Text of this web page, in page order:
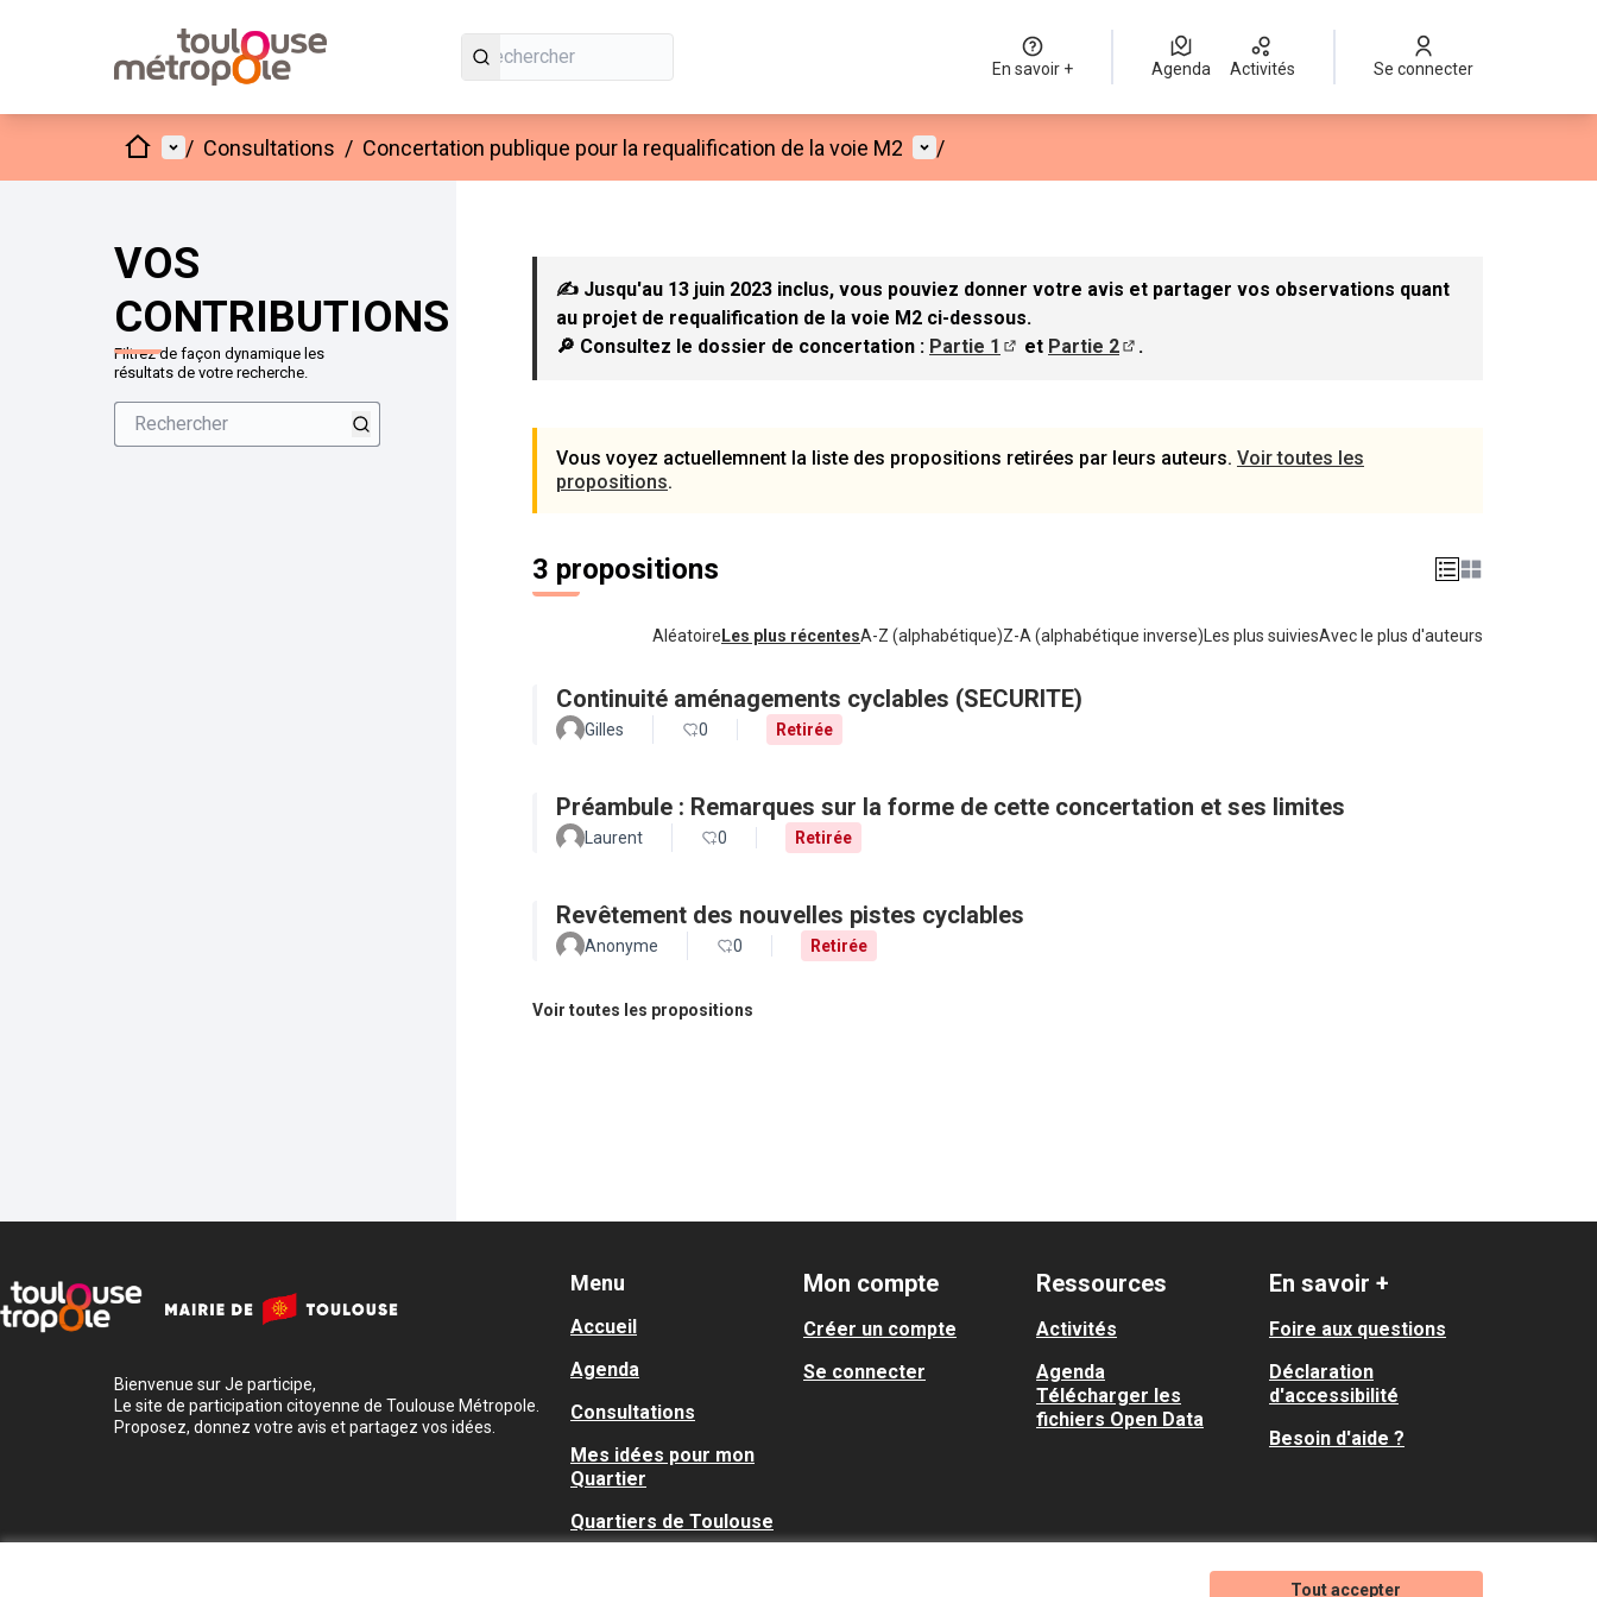
Tout accepter
En savoir + Agenda Activités Se connecter
AccueilMenu principal
/ Consultations / Concertation publique pour la requalification de la voie M2 Menu utilisateur
/
VOS
CONTRIBUTIONS
Filtrez de façon dynamique les
résultats de votre recherche.
✍ Jusqu'au 13 juin 2023 inclus, vous pouviez donner votre avis et partager vos observations quant
au projet de requalification de la voie M2 ci-dessous.
🔎 Consultez le dossier de concertation : Partie 1
et Partie 2
.
Vous voyez actuellemnent la liste des propositions retirées par leurs auteurs. Voir toutes les
propositions.
3 propositions
Aléatoire Les plus récentesA-Z (alphabétique)Z-A (alphabétique inverse) Les plus suiviesAvec le plus d'auteurs
Continuité aménagements cyclables (SECURITE)
Gilles 0 Retirée
Préambule : Remarques sur la forme de cette concertation et ses limites
Laurent 0 Retirée
Revêtement des nouvelles pistes cyclables
Anonyme 0 Retirée
Voir toutes les propositions
Bienvenue sur Je participe,
Le site de participation citoyenne de Toulouse Métropole.
Proposez, donnez votre avis et partagez vos idées.
Menu
Accueil
Agenda
Consultations
Mes idées pour mon
Quartier
Quartiers de Toulouse
Mon compte
Créer un compte
Se connecter
Ressources
Activités
Agenda
Télécharger les
fichiers Open Data
En savoir +
Foire aux questions
Déclaration
d'accessibilité
Besoin d'aide ?